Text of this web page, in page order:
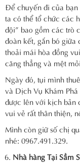
Để chuyến đi của bạn
ta có thể tổ chức các
đội” bao gồm các trò
đoàn kết, gắn bó giữa
thoải mái hòa đồng
căng thẳng và mệt
Ngày đó, tụi mình
và Dịch Vụ Khám
được lên với kịch bản
vui vẻ rất thân thiện,
Mình còn giữ số chị
nhé: 0967.491.329.
Nhà hàng Tại Sầm